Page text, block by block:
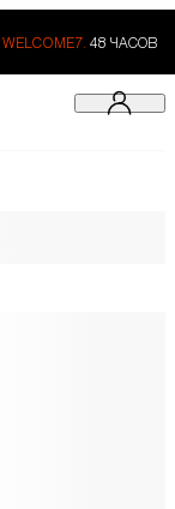
WELCOME7. 48 ЧАСОВ